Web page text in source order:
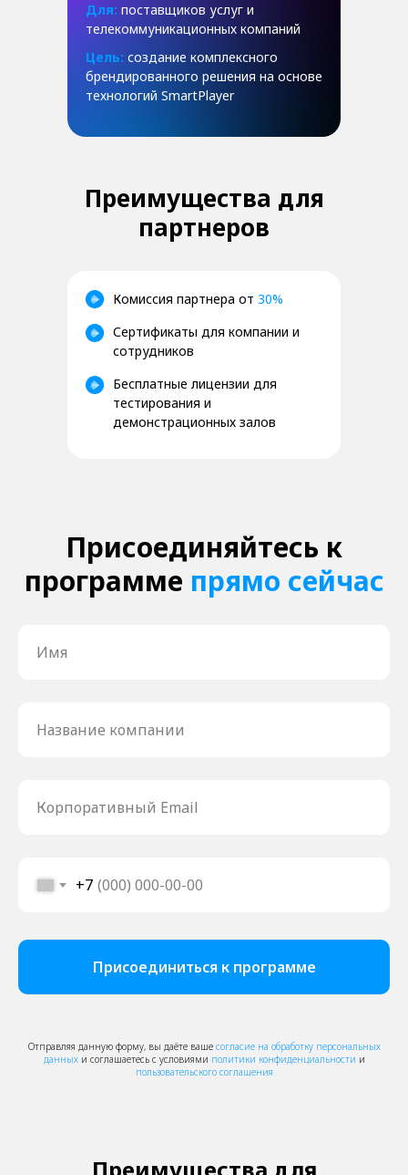
Цель: создание комплексного
брендированного решения на основе
технологий SmartPlayer
Для: поставщиков услуг и
телекоммуникационных компаний
Бесплатные лицензии для
тестирования и
демонстрационных залов
Преимущества для
партнеров
Комиссия партнера от 30%
Сертификаты для компании и
сотрудников
Присоединяйтесь к
программе прямо сейчас
Имя
Название компании
Корпоративный Email
+7
Присоединиться к программе
Отправляя данную форму, вы даёте ваше согласие на обработку персональных
данныхи соглашаетесь с условиями политики конфиденциальности и
пользовательского соглашения
Преимущества для